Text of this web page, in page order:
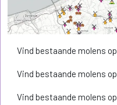
Vind bestaande molens op
Vind bestaande molens op
Vind bestaande molens op